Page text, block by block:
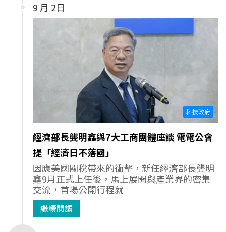
9 月 2日
科技政府
經濟部長龔明鑫與7大工商團體座談 電電公會
提「經濟日不落國」
因應美國關稅帶來的衝擊，新任經濟部長龔明
鑫9月正式上任後，馬上展開與產業界的密集
交流，首場公開行程就
繼續閱讀